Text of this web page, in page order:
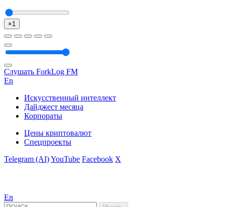
×1
Слушать ForkLog FM
En
Искусственный интеллект
Дайджест месяца
Корпораты
Цены криптовалют
Спецпроекты
Telegram (AI)YouTube Facebook X
En